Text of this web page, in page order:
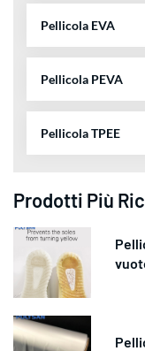
Pellicola EVA
Pellicola PEVA
Pellicola TPEE
Prodotti Più